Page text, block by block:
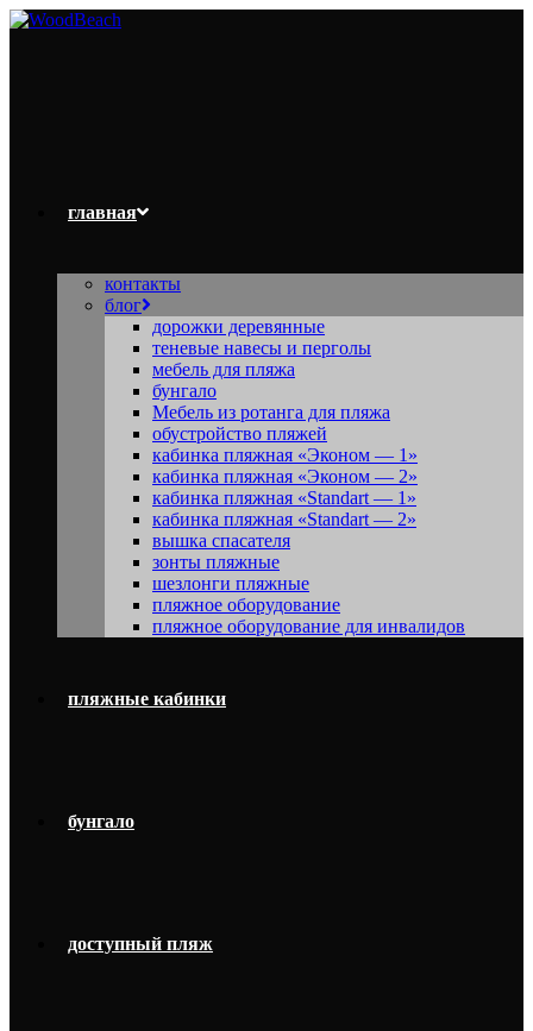
Перейти
главная
контакты
блог
дорожки деревянные
теневые навесы и перголы
мебель для пляжа
бунгало
Мебель из ротанга для пляжа
обустройство пляжей
кабинка пляжная «Эконом — 1»
кабинка пляжная «Эконом — 2»
кабинка пляжная «Standart — 1»
кабинка пляжная «Standart — 2»
вышка спасателя
зонты пляжные
шезлонги пляжные
пляжное оборудование
пляжное оборудование для инвалидов
пляжные кабинки
бунгало
доступный пляж